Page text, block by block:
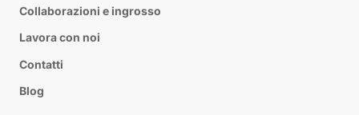
Collaborazioni e ingrosso
Lavora con noi
Contatti
Blog